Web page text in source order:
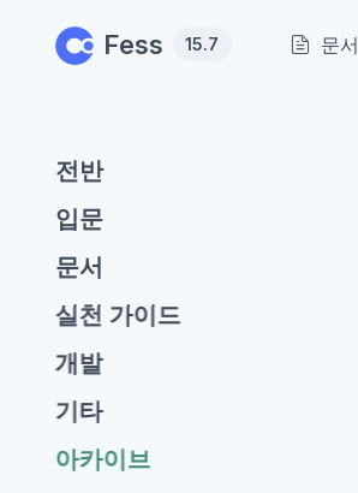
Fess 15.7 문서
전반
입문
문서
실천 가이드
개발
기타
아카이브